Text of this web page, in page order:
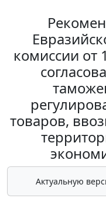
комиссии от
товаров,
Актуальную